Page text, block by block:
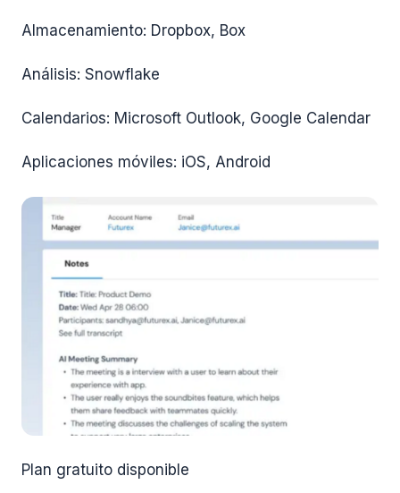
Almacenamiento: Dropbox, Box
Análisis: Snowflake
Calendarios: Microsoft Outlook, Google Calendar
Aplicaciones móviles: iOS, Android
Plan gratuito disponible